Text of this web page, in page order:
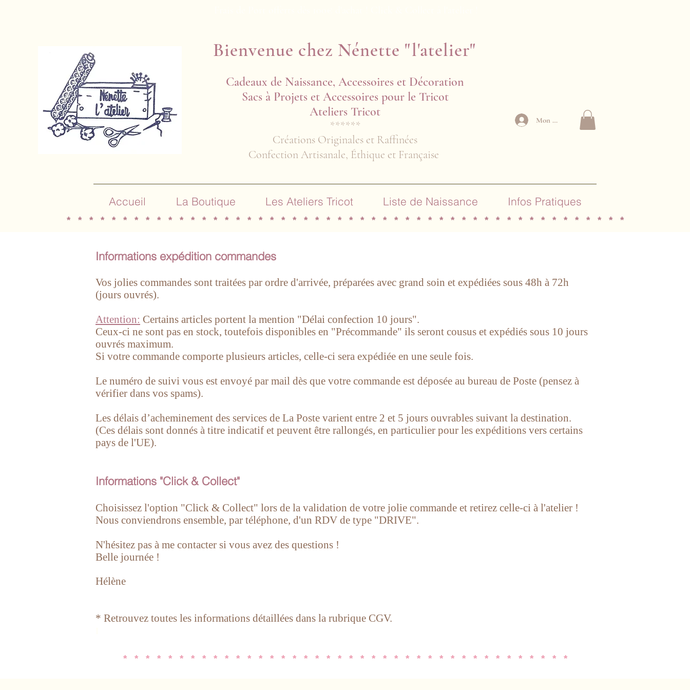
Bienvenue chez Nénette "l'atelier"
Cadeaux de Naissance, Accessoires et Décoration
Sacs à Projets et Accessoires pour le Tricot
Ateliers Tricot​​
******
Créations Originales et Raffinées
Confection Artisanale, Éthique et Française
Mon Compte
Accueil La Boutique Les Ateliers Tricot Liste de Naissance Infos Pratiques
* * * * * * * * * * * * * * * * * * * * * * * * * * * * * * * * * * * * * * * * * * * * * * * * * *
Informations expédition commandes
Vos jolies commandes sont traitées par ordre d'arrivée, préparées avec grand soin et expédiées sous 48h à 72h
(jours ouvrés).
Attention: Certains articles portent la mention "Délai confection 10 jours".
Ceux-ci ne sont pas en stock, toutefois disponibles en "Précommande" ils seront cousus et expédiés sous 10 jours
ouvrés maximum.
Si votre commande comporte plusieurs articles, celle-ci sera expédiée en une seule fois.
Le numéro de suivi vous est envoyé par mail dès que votre commande est déposée au bureau de Poste (pensez à
vérifier dans vos spams).
Les délais d’acheminement des services de La Poste varient entre 2 et 5 jours ouvrables suivant la destination.
(Ces délais sont donnés à titre indicatif et peuvent être rallongés, en particulier pour les expéditions vers certains
pays de l'UE).
Informations "Click & Collect"
Choisissez l'option "Click & Collect" lors de la validation de votre jolie commande et retirez celle-ci à l'atelier !
Nous conviendrons ensemble, par téléphone, d'un RDV de type "DRIVE".
N'hésitez pas à me contacter si vous avez des questions !
Belle journée !
Hélène
* Retrouvez toutes les informations détaillées dans la rubrique CGV.
* * * * * * * * * * * * * * * * * * * * * * * * * * * * * * * * * * * * * * * *